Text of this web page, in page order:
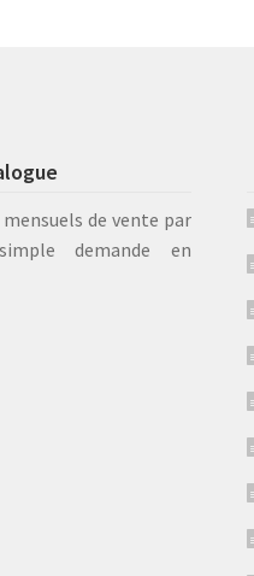
de vente par
demande en